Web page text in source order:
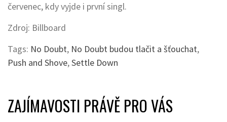
červenec, kdy vyjde i první singl.
Zdroj: Billboard
Tags: No Doubt, No Doubt budou tlačit a šťouchat,
Push and Shove,Settle Down
ZAJÍMAVOSTI PRÁVĚ PRO VÁS